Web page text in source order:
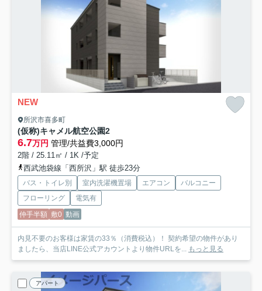
NEW
所沢市喜多町
(仮称)キャメル航空公園2
6.7万円 管理/共益費3,000円
2階 / 25.11㎡ / 1K /予定
西武池袋線「西所沢」駅 徒歩23分
バス・トイレ別 室内洗濯機置場 エアコン
バルコニー
フローリング
電気有
仲手半額 敷0 動画
内見不要のお客様は家賃の33％（消費税込）！ 契約希望の物件があり
ましたら、当店LINE公式アカウントより物件URLを... もっと見る
アパート